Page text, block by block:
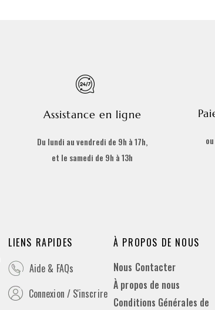
Assistance en ligne
Du lundi au vendredi de 9h à 17h,
et le samedi de 9h à 13h
LIENS RAPIDES
Aide & FAQs
Connexion / S'inscrire
À PROPOS DE NOUS
Nous Contacter
À propos de nous
Conditions Générales de